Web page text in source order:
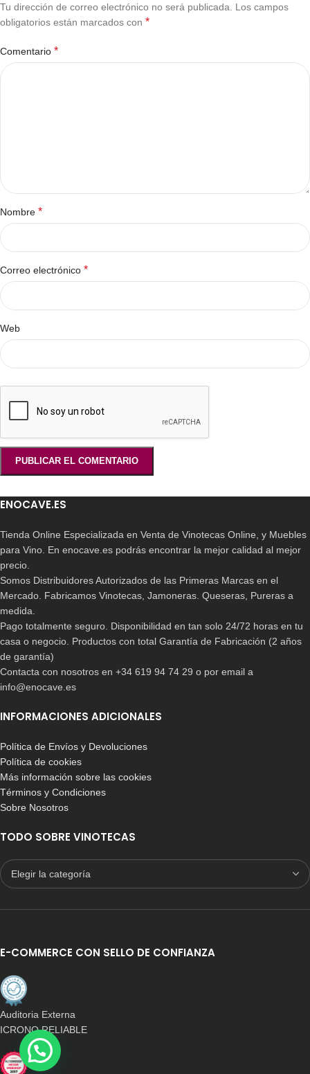
Tu dirección de correo electrónico no será publicada.
Los campos
obligatorios están marcados con *
Comentario *
Nombre *
Correo electrónico *
Web
ENOCAVE.ES
Tienda Online Especializada en Venta de Vinotecas Online, y Muebles
para Vino. En enocave.es podrás encontrar la mejor calidad al mejor
precio.
Somos Distribuidores Autorizados de las Primeras Marcas en el
Mercado. Fabricamos Vinotecas, Jamoneras. Queseras, Pureras a
medida.
Pago totalmente seguro. Disponibilidad en tan solo 24/72 horas en tu
casa o negocio. Productos con total Garantía de Fabricación (2 años
de garantía)
Contacta con nosotros en +34 619 94 74 29 o por email a
info@enocave.es
INFORMACIONES ADICIONALES
Política de Envíos y Devoluciones
Política de cookies
Más información sobre las cookies
Términos y Condiciones
Sobre Nosotros
TODO SOBRE VINOTECAS
E-COMMERCE CON SELLO DE CONFIANZA
Auditoria Externa
ICRONO RELIABLE